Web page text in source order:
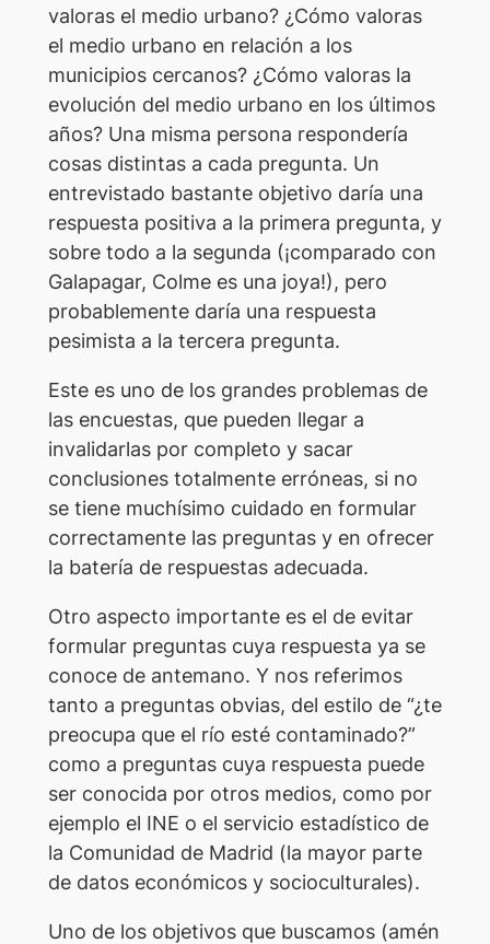
valoras el medio urbano? ¿Cómo valoras
el medio urbano en relación a los
municipios cercanos? ¿Cómo valoras la
evolución del medio urbano en los últimos
años? Una misma persona respondería
cosas distintas a cada pregunta. Un
entrevistado bastante objetivo daría una
respuesta positiva a la primera pregunta, y
sobre todo a la segunda (¡comparado con
Galapagar, Colme es una joya!), pero
probablemente daría una respuesta
pesimista a la tercera pregunta.
Este es uno de los grandes problemas de
las encuestas, que pueden llegar a
invalidarlas por completo y sacar
conclusiones totalmente erróneas, si no
se tiene muchísimo cuidado en formular
correctamente las preguntas y en ofrecer
la batería de respuestas adecuada.
Otro aspecto importante es el de evitar
formular preguntas cuya respuesta ya se
conoce de antemano. Y nos referimos
tanto a preguntas obvias, del estilo de “¿te
preocupa que el río esté contaminado?”
como a preguntas cuya respuesta puede
ser conocida por otros medios, como por
ejemplo el INE o el servicio estadístico de
la Comunidad de Madrid (la mayor parte
de datos económicos y socioculturales).
Uno de los objetivos que buscamos (amén